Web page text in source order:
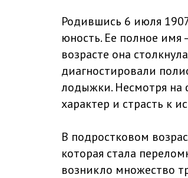
Родившись 6 июля
юность. Ее полное
возрасте она
диагностировали
лодыжки. Несмотря на
характер и страсть к
В подростковом
которая стала
возникло множество